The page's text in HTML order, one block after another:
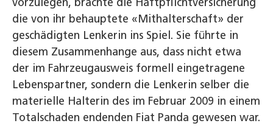
die von ihr behauptete «Mithalterschaft» der
geschädigten Lenkerin ins Spiel. Sie führte in
diesem Zusammenhange aus, dass nicht etwa
der im Fahrzeugausweis formell eingetragene
Lebenspartner, sondern die Lenkerin selber die
materielle Halterin des im Februar 2009 in einem
Totalschaden endenden Fiat Panda gewesen war.